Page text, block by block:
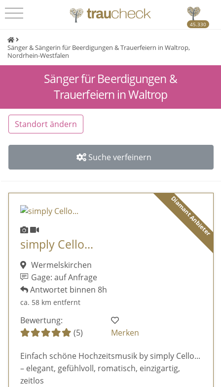
45.330
Sänger & Sängerin für Beerdigungen & Trauerfeiern in Waltrop,
Nordrhein-Westfalen
Sänger für Beerdigungen &
Trauerfeiern in Waltrop
Standort ändern
Suche verfeinern
Diamant Anbieter
simply Cello...
Wermelskirchen
Gage: auf Anfrage
Antwortet binnen 8h
ca. 58 km entfernt
Bewertung:
(5)
Merken
Einfach schöne Hochzeitsmusik by simply Cello...
– elegant, gefühlvoll, romatisch, einzigartig,
zeitlos